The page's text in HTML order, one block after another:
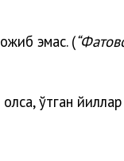
эмас. (
ўтган